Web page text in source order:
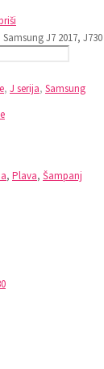
J7 2017, J730
, J serija, Samsung
, Plava, Šampanj